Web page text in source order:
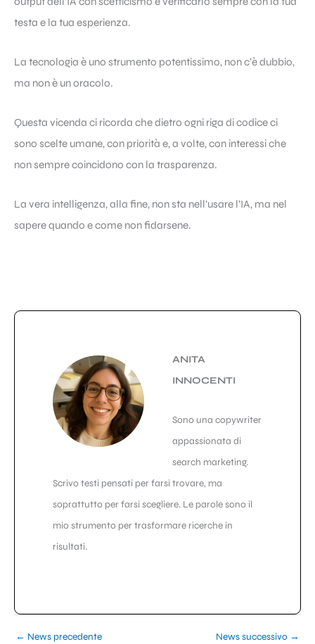
testa e la tua esperienza.
La tecnologia è uno strumento potentissimo, non c’è dubbio,
ma non è un oracolo.
Questa vicenda ci ricorda che dietro ogni riga di codice ci
sono scelte umane, con priorità e, a volte, con interessi che
non sempre coincidono con la trasparenza.
La vera intelligenza, alla fine, non sta nell’usare l’IA, ma nel
sapere quando e come non fidarsene.
ANITA
INNOCENTI
Sono una copywriter
appassionata di
search marketing.
Scrivo testi pensati per farsi trovare, ma
soprattutto per farsi scegliere. Le parole sono il
mio strumento per trasformare ricerche in
risultati.
← News precedente News successivo →